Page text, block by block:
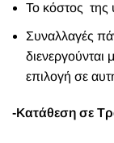
Το κόστος της
Συναλλαγές
διενεργούνται
επιλογή σε
-Κατάθεση σε